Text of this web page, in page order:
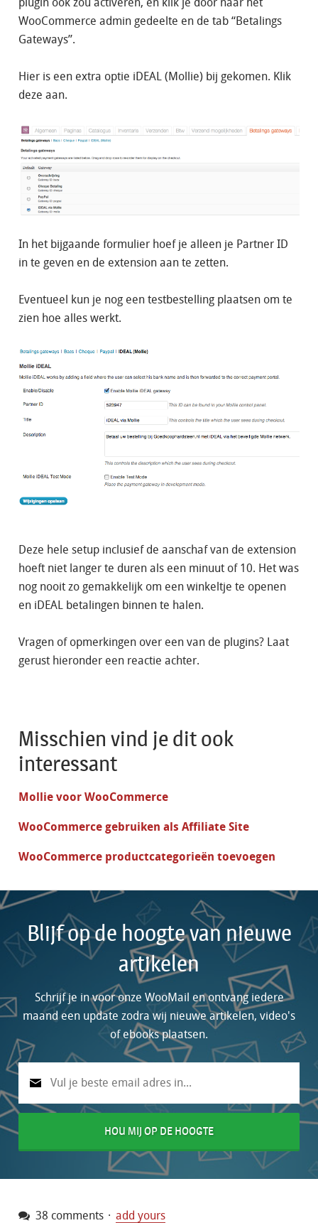
WooCommerce admin gedeelte en de tab “Betalings
Gateways”.
Hier is een extra optie iDEAL (Mollie) bij gekomen. Klik
deze aan.
In het bijgaande formulier hoef je alleen je Partner ID
in te geven en de extension aan te zetten.
Eventueel kun je nog een testbestelling plaatsen om te
zien hoe alles werkt.
Deze hele setup inclusief de aanschaf van de extension
hoeft niet langer te duren als een minuut of 10. Het was
nog nooit zo gemakkelijk om een winkeltje te openen
en iDEAL betalingen binnen te halen.
Vragen of opmerkingen over een van de plugins? Laat
gerust hieronder een reactie achter.
Misschien vind je dit ook
interessant
Mollie voor WooCommerce
WooCommerce gebruiken als Affiliate Site
WooCommerce productcategorieën toevoegen
Blijf op de hoogte van nieuwe
artikelen
Schrijf je in voor onze WooMail en ontvang iedere
maand een update zodra wij nieuwe artikelen, video's
of ebooks plaatsen.
HOU MIJ OP DE HOOGTE
38 comments add yours